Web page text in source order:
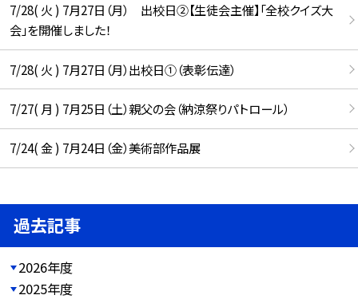
7/28( 火 ) 7月27日（月） 出校日②【生徒会主催】「全校クイズ大
会」を開催しました！
7/28( 火 ) 7月27日（月）出校日①（表彰伝達）
7/27( 月 ) 7月25日（土）親父の会（納涼祭りパトロール）
7/24( 金 ) 7月24日（金）美術部作品展
過去記事
2026年度
2025年度